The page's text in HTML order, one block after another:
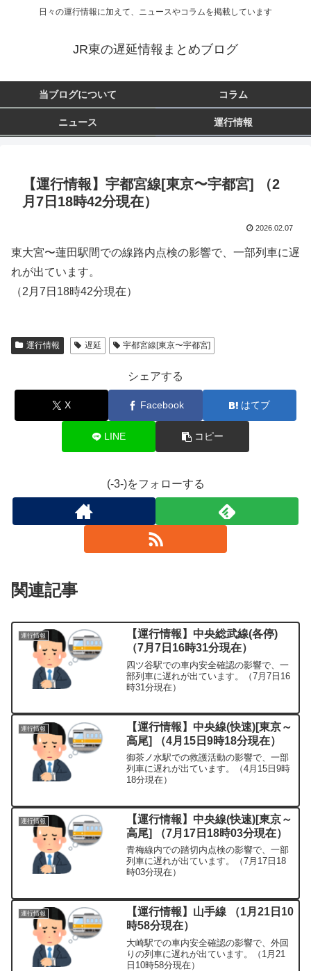
日々の運行情報に加えて、ニュースやコラムを掲載しています
JR東の遅延情報まとめブログ
当ブログについて コラム
ニュース 運行情報
【運行情報】宇都宮線[東京〜宇都宮] （2
月7日18時42分現在）
2026.02.07
東大宮〜蓮田駅間での線路内点検の影響で、一部列車に遅
れが出ています。
（2月7日18時42分現在）
運行情報 遅延 宇都宮線[東京〜宇都宮]
シェアする
X Facebook はてブ
LINE コピー
(-3-)をフォローする
関連記事
運行情報
【運行情報】中央総武線(各停)
（7月7日16時31分現在）
四ツ谷駅での車内安全確認の影響で、一
部列車に遅れが出ています。（7月7日16
時31分現在）
運行情報
【運行情報】中央線(快速)[東京～
高尾] （4月15日9時18分現在）
御茶ノ水駅での救護活動の影響で、一部
列車に遅れが出ています。（4月15日9時
18分現在）
運行情報
【運行情報】中央線(快速)[東京～
高尾] （7月17日18時03分現在）
青梅線内での踏切内点検の影響で、一部
列車に遅れが出ています。（7月17日18
時03分現在）
運行情報
【運行情報】山手線 （1月21日10
時58分現在）
大崎駅での車内安全確認の影響で、外回
りの列車に遅れが出ています。（1月21
日10時58分現在）